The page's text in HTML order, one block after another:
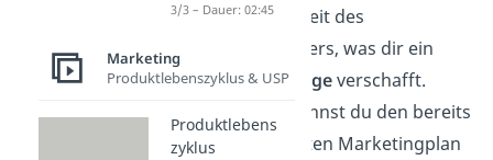
der Bekanntheit des
Franchisegebers, was dir ein
positives Imageverschafft.
Außerdem kannst du den bereits
ausgearbeiteten Marketingplan
3/3 – Dauer: 02:45
Marketing
Produktlebenszyklus & USP
Produktlebens
zyklus